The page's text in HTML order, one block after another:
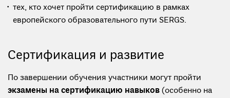
тех, кто хочет пройти сертификацию в рамках
европейского образовательного пути SERGS.
Сертификация и развитие
По завершении обучения участники могут пройти
экзамены на сертификацию навыков (особенно на